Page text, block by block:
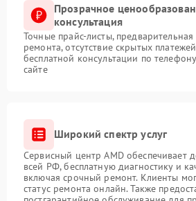
Прозрачное
консультация
Точные прайс-листы,
ремонта, отсутствие скрытых
бесплатной консультации по
сайте
Широкий спектр услуг
Сервисный центр AMD обеспечивает
всей РФ, бесплатную диагностику и
включая срочный ремонт. Клиенты
статус ремонта онлайн. Также